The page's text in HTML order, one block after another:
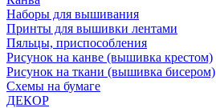
Наборы для вышивания
Принты для вышивки лентами
Пяльцы, приспособления
Рисунок на канве (вышивка крестом)
Рисунок на ткани (вышивка бисером)
Схемы на бумаге
ДЕКОР